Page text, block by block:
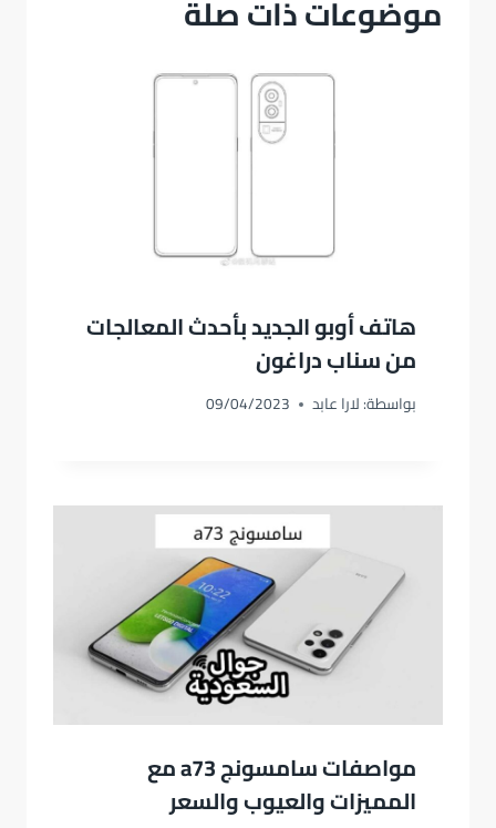
موضوعات ذات صلة
هاتف أوبو الجديد بأحدث المعالجات
من سناب دراغون
بواسطة:لارا عابد 09/04/2023
مواصفات سامسونج a73 مع
المميزات والعيوب والسعر